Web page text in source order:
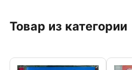
Товар из категории